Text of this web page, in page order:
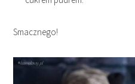
Smacznego!